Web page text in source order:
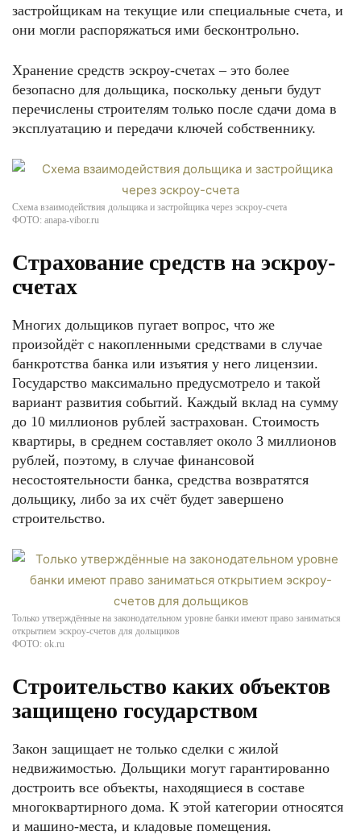
застройщикам на текущие или специальные счета, и
они могли распоряжаться ими бесконтрольно.
Хранение средств эскроу-счетах – это более
безопасно для дольщика, поскольку деньги будут
перечислены строителям только после сдачи дома в
эксплуатацию и передачи ключей собственнику.
Схема взаимодействия дольщика и застройщика через эскроу-счета
ФОТО: anapa-vibor.ru
Страхование средств на эскроу-
счетах
Многих дольщиков пугает вопрос, что же
произойдёт с накопленными средствами в случае
банкротства банка или изъятия у него лицензии.
Государство максимально предусмотрело и такой
вариант развития событий. Каждый вклад на сумму
до 10 миллионов рублей застрахован. Стоимость
квартиры, в среднем составляет около 3 миллионов
рублей, поэтому, в случае финансовой
несостоятельности банка, средства возвратятся
дольщику, либо за их счёт будет завершено
строительство.
Только утверждённые на законодательном уровне банки имеют право заниматься
открытием эскроу-счетов для дольщиков
ФОТО: ok.ru
Строительство каких объектов
защищено государством
Закон защищает не только сделки с жилой
недвижимостью. Дольщики могут гарантированно
достроить все объекты, находящиеся в составе
многоквартирного дома. К этой категории относятся
и машино-места, и кладовые помещения.